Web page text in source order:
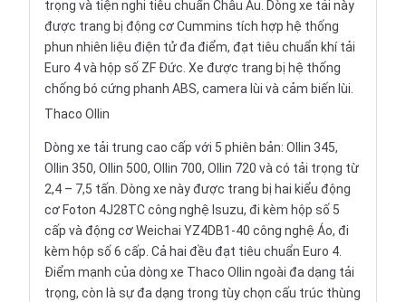
trọng và tiện nghi tiêu chuẩn Châu Âu. Dòng xe tải này
được trang bị động cơ Cummins tích hợp hệ thống
phun nhiên liệu điện tử đa điểm, đạt tiêu chuẩn khí tải
Euro 4 và hộp số ZF Đức. Xe được trang bị hệ thống
chống bó cứng phanh ABS, camera lùi và cảm biến lùi.
Thaco Ollin
Dòng xe tải trung cao cấp với 5 phiên bản: Ollin 345,
Ollin 350, Ollin 500, Ollin 700, Ollin 720 và có tải trọng từ
2,4 – 7,5 tấn. Dòng xe này được trang bị hai kiểu động
cơ Foton 4J28TC công nghệ Isuzu, đi kèm hộp số 5
cấp và động cơ Weichai YZ4DB1-40 công nghệ Áo, đi
kèm hộp số 6 cấp. Cả hai đều đạt tiêu chuẩn Euro 4.
Điểm mạnh của dòng xe Thaco Ollin ngoài đa dạng tải
trọng, còn là sự đa dạng trong tùy chọn cấu trúc thùng